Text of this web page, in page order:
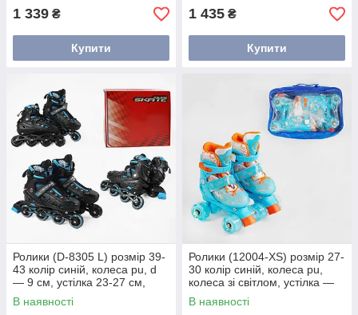
1 339 ₴
Купити
1 435 ₴
Купити
Ролики (D-8305 L) розмір 39-
43 колір синій, колеса pu, d
— 9 см, устілка 23-27 см,
алюмінієва рама, гальма,
переднє світло, підшип
В наявності
Ролики (12004-XS) розмір 27-
30 колір синій, колеса pu,
колеса зі світлом, устілка —
15-17 см, колеса d — 4,5 см,
у сумці
В наявності